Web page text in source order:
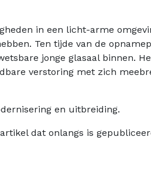
in een licht-arme
Ten tijde van de
jonge glasaal binnen.
verstoring met zich
en uitbreiding.
dat onlangs is